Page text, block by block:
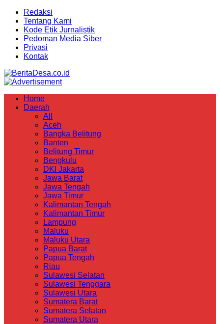
Redaksi
Tentang Kami
Kode Etik Jurnalistik
Pedoman Media Siber
Privasi
Kontak
Home
Daerah
All
Aceh
Bangka Belitung
Banten
Belitung Timur
Bengkulu
DKI Jakarta
Jawa Barat
Jawa Tengah
Jawa Timur
Kalimantan Tengah
Kalimantan Timur
Lampung
Maluku
Maluku Utara
Papua Barat
Papua Tengah
Riau
Sulawesi Selatan
Sulawesi Tenggara
Sulawesi Utara
Sumatera Barat
Sumatera Selatan
Sumatera Utara